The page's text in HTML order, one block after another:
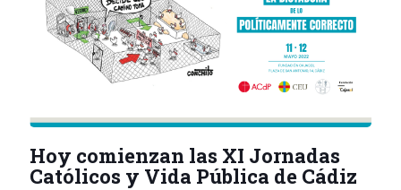
Hoy comienzan las XI Jornadas
Católicos y Vida Pública de Cádiz